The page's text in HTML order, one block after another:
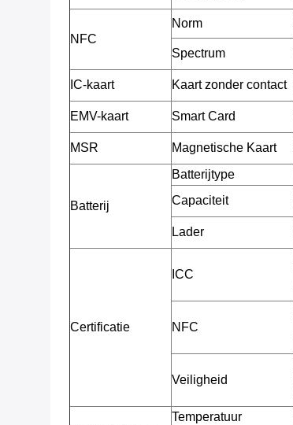
NFC
Norm
Spectrum
IC-kaart Kaart zonder contact
EMV-kaart
Smart Card
MSR Magnetische Kaart
Batterij
Batterijtype
Capaciteit
Lader
Certificatie
ICC
NFC
Veiligheid
Temperatuur